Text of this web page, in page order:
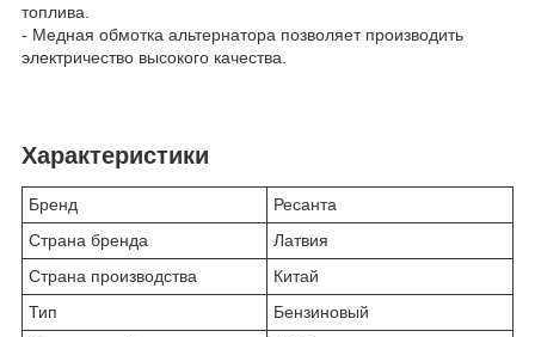
топлива.
- Медная обмотка альтернатора позволяет производить
электричество высокого качества.
Характеристики
Бренд
Ресанта
Страна бренда
Латвия
Страна производства
Китай
Тип
Бензиновый